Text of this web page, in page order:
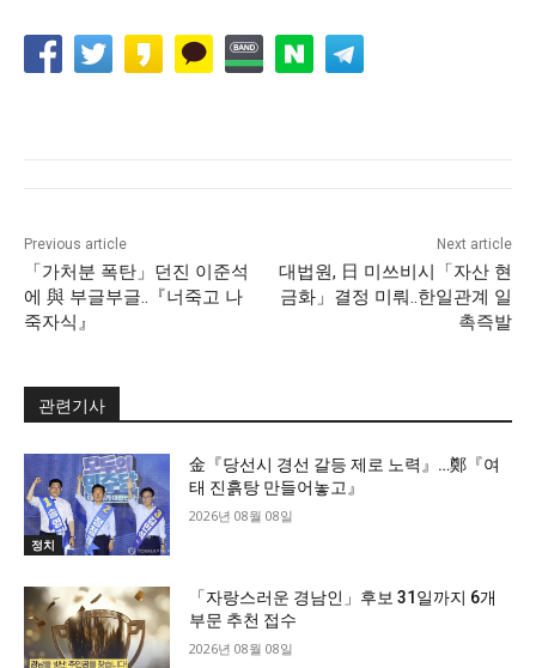
Previous article
「가처분 폭탄」던진 이준석
에 與 부글부글..『너죽고 나
죽자식』
Next article
대법원, 日 미쓰비시「자산 현
금화」결정 미뤄..한일관계 일
촉즉발
관련기사
정치
金『당선시 경선 갈등 제로 노력』…鄭『여
태 진흙탕 만들어놓고』
2026년 08월 08일
「자랑스러운 경남인」후보 31일까지 6개
부문 추천 접수
2026년 08월 08일